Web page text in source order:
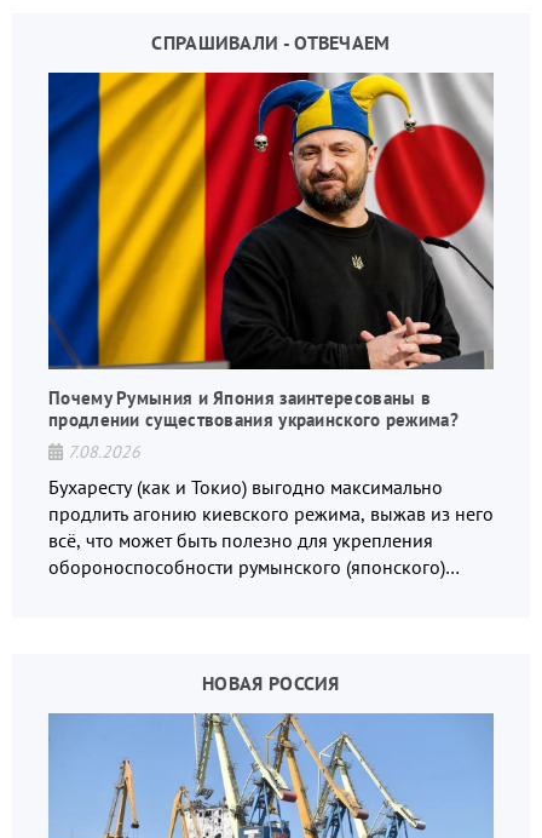
СПРАШИВАЛИ - ОТВЕЧАЕМ
Почему Румыния и Япония заинтересованы в
продлении существования украинского режима?
7.08.2026
Бухаресту (как и Токио) выгодно максимально
продлить агонию киевского режима, выжав из него
всё, что может быть полезно для укрепления
обороноспособности румынского (японского)
НОВАЯ РОССИЯ